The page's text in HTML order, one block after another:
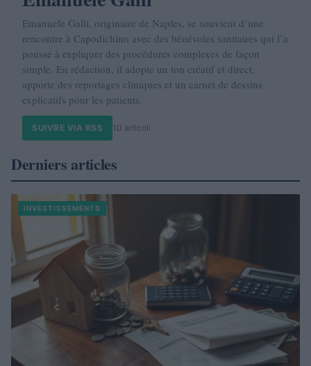
Emanuele Galli, originaire de Naples, se souvient d’une
rencontre à Capodichino avec des bénévoles sanitaires qui l’a
poussé à expliquer des procédures complexes de façon
simple. En rédaction, il adopte un ton créatif et direct,
apporte des reportages cliniques et un carnet de dessins
explicatifs pour les patients.
SUIVRE VIA RSS 10 articoli
Derniers articles
INVESTISSEMENTS